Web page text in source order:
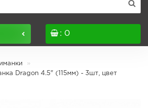
: 0
Dragon 4.5" (115мм) - 3шт, цвет